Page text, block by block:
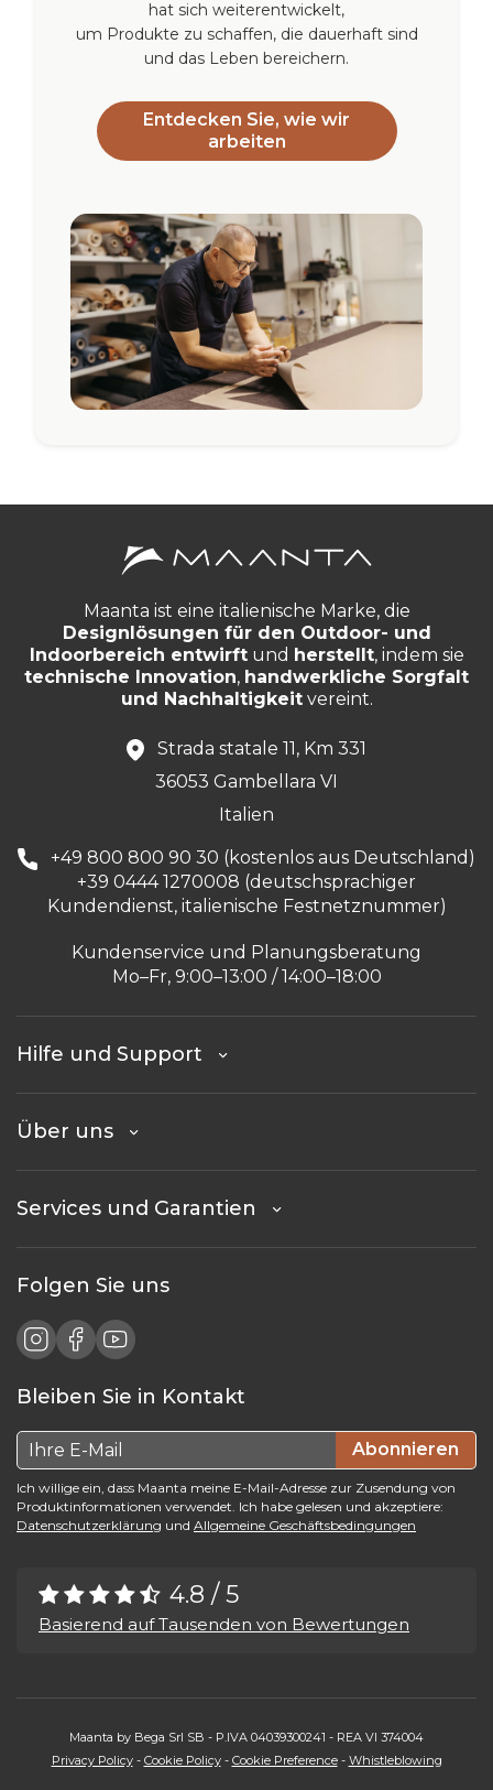
hat sich weiterentwickelt,
um Produkte zu schaffen, die dauerhaft sind
und das Leben bereichern.
Entdecken Sie, wie wir
arbeiten
Maanta ist eine italienische Marke, die
Designlösungen für den Outdoor- und
Indoorbereich entwirftund herstellt, indem sie
technische Innovation, handwerkliche Sorgfalt
und Nachhaltigkeitvereint.
Strada statale 11, Km 331
36053 Gambellara VI
Italien
+49 800 800 90 30 (kostenlos aus Deutschland)
+39 0444 1270008 (deutschsprachiger
Kundendienst, italienische Festnetznummer)
Kundenservice und Planungsberatung
Mo–Fr, 9:00–13:00 / 14:00–18:00
Hilfe und Support
Über uns
Services und Garantien
Folgen Sie uns
Bleiben Sie in Kontakt
Abonnieren
Ich willige ein, dass Maanta meine E-Mail-Adresse zur Zusendung von
Produktinformationen verwendet. Ich habe gelesen und akzeptiere:
Datenschutzerklärung und Allgemeine Geschäftsbedingungen
4.8 / 5
Basierend auf Tausenden von Bewertungen
Maanta by Bega Srl SB - P.IVA 04039300241 - REA VI 374004
Privacy Policy- Cookie Policy- Cookie Preference- Whistleblowing